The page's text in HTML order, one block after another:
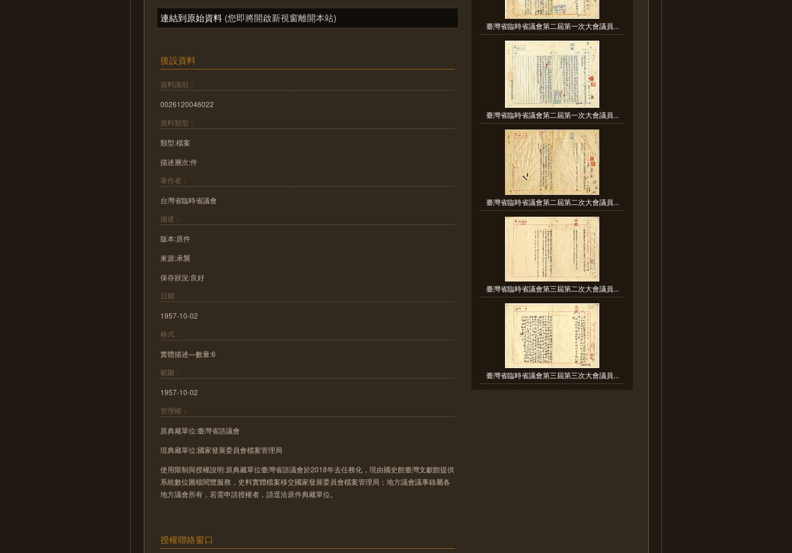
連結到原始資料 (您即將開啟新視窗離開本站)
後設資料
資料識別：
0026120046022
資料類型：
類型:檔案
描述層次:件
著作者：
台灣省臨時省議會
描述：
版本:原件
來源:承襲
保存狀況:良好
日期：
1957-10-02
格式：
實體描述—數量:6
範圍：
1957-10-02
管理權：
原典藏單位:臺灣省諮議會
現典藏單位:國家發展委員會檔案管理局
使用限制與授權說明:原典藏單位臺灣省諮議會於2018年去任務化，現由國史館臺灣文獻館提供
系統數位圖檔閱覽服務，史料實體檔案移交國家發展委員會檔案管理局；地方議會議事錄屬各
地方議會所有，若需申請授權者，請逕洽原件典藏單位。
授權聯絡窗口
臺灣省臨時省議會第二屆第一次大會議員...
臺灣省臨時省議會第二屆第一次大會議員...
臺灣省臨時省議會第二屆第二次大會議員...
臺灣省臨時省議會第三屆第二次大會議員...
臺灣省臨時省議會第三屆第三次大會議員...